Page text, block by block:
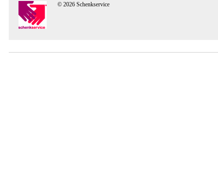
© 2026 Schenkservice